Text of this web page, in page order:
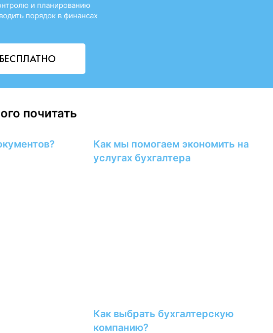
и планированию
порядок в финансах
почитать
Как мы помогаем экономить на
услугах бухгалтера
Как выбрать бухгалтерскую
компанию?